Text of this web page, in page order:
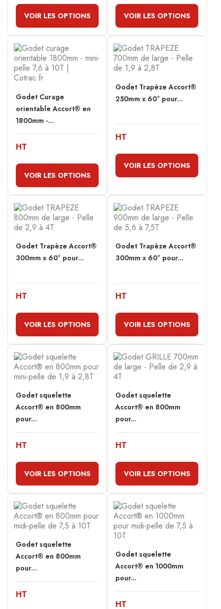
VOIR LES OPTIONS VOIR LES OPTIONS
Godet Curage
orientable Accort® en
1800mm -...
HT
VOIR LES OPTIONS
Godet Trapèze Accort®
250mm x 60° pour...
HT
VOIR LES OPTIONS
Godet Trapèze Accort®
300mm x 60° pour...
HT
VOIR LES OPTIONS
Godet Trapèze Accort®
300mm x 60° pour...
HT
VOIR LES OPTIONS
Godet squelette
Accort® en 800mm
pour...
HT
VOIR LES OPTIONS
Godet squelette
Accort® en 800mm
pour...
HT
VOIR LES OPTIONS
Godet squelette
Accort® en 800mm
pour...
HT
Godet squelette
Accort® en 1000mm
pour...
HT